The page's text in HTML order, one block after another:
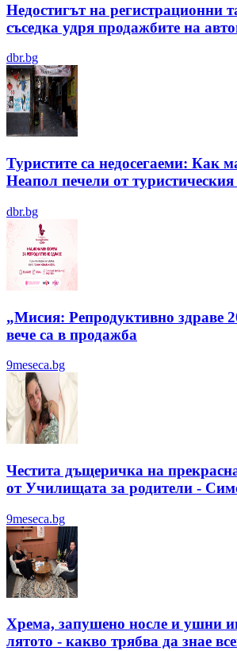
Недостигът на регистрационни
съседка удря продажбите на
dbr.bg
Туристите са недосегаеми: Как
Неапол печели от
dbr.bg
„Мисия: Репродуктивно здраве
вече са в продажба
9meseca.bg
Честита дъщеричка на
от Училищата за родители -
9meseca.bg
Хрема, запушено носле и ушни
лятотo - какво трябва да знае